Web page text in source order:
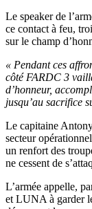
Le speaker de
ce contact à feu,
sur le champ
« Pendant ces
côté FARDC 3
d’honneur,
jusqu’au sacrifice
Le capitaine
secteur
un renfort des
ne cessent de
L’armée appelle,
et LUNA à garder